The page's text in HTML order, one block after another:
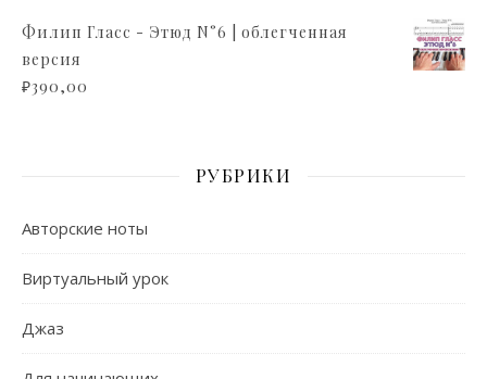
Филип Гласс - Этюд N°6 | облегченная
версия
₽390,00
РУБРИКИ
Авторские ноты
Виртуальный урок
Джаз